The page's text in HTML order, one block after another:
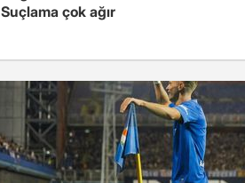
Suçlama çok ağır